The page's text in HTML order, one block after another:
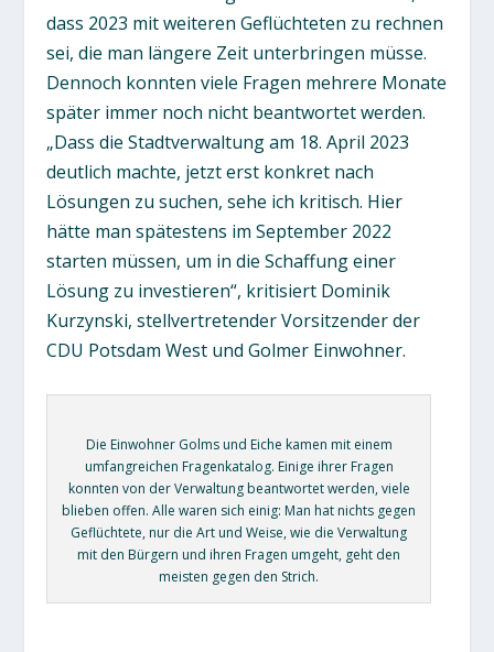
dass 2023 mit weiteren Geflüchteten zu rechnen
sei, die man längere Zeit unterbringen müsse.
Dennoch konnten viele Fragen mehrere Monate
später immer noch nicht beantwortet werden.
„Dass die Stadtverwaltung am 18. April 2023
deutlich machte, jetzt erst konkret nach
Lösungen zu suchen, sehe ich kritisch. Hier
hätte man spätestens im September 2022
starten müssen, um in die Schaffung einer
Lösung zu investieren“, kritisiert Dominik
Kurzynski, stellvertretender Vorsitzender der
CDU Potsdam West und Golmer Einwohner.
Die Einwohner Golms und Eiche kamen mit einem
umfangreichen Fragenkatalog. Einige ihrer Fragen
konnten von der Verwaltung beantwortet werden, viele
blieben offen. Alle waren sich einig: Man hat nichts gegen
Geflüchtete, nur die Art und Weise, wie die Verwaltung
mit den Bürgern und ihren Fragen umgeht, geht den
meisten gegen den Strich.